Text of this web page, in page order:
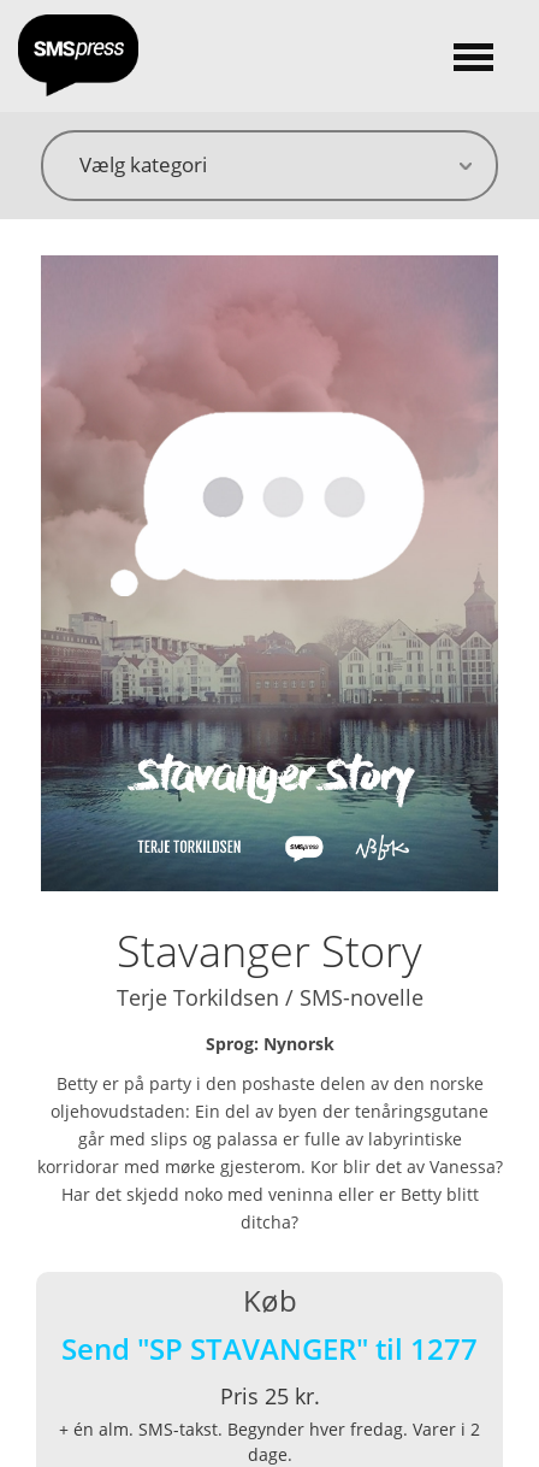
Vælg kategori
Vælg genre
Vælg forhandler
Stavanger Story
Terje Torkildsen / SMS-novelle
Sprog: Nynorsk
Betty er på party i den poshaste delen av den norske
oljehovudstaden: Ein del av byen der tenåringsgutane
går med slips og palassa er fulle av labyrintiske
korridorar med mørke gjesterom. Kor blir det av Vanessa?
Har det skjedd noko med veninna eller er Betty blitt
ditcha?
Køb
Send "SP STAVANGER" til 1277
Pris 25 kr.
+ én alm. SMS-takst. Begynder hver fredag. Varer i 2
dage.